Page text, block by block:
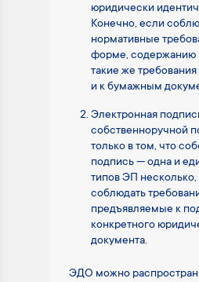
юридически
Конечно, если
нормативные
форме, содержанию
такие же
и к бумажным
Электронная
собственноручной
только в том, что
подпись — одна и
типов ЭП
соблюдать
предъявляемые к
конкретного
документа.
ЭДО можно